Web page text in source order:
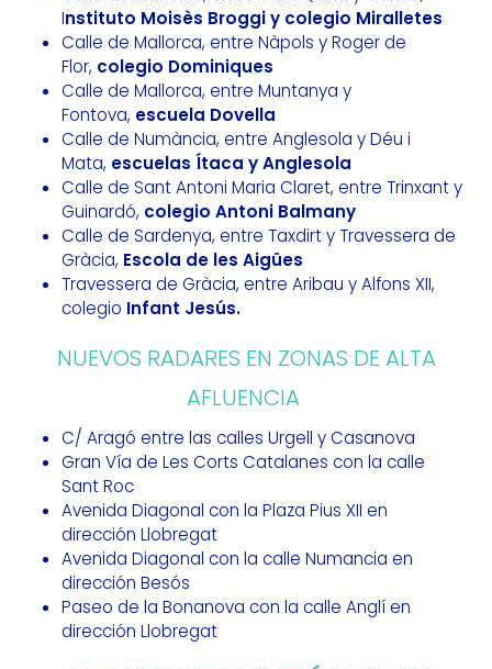
Instituto Moisès Broggi y colegio Miralletes
Calle de Mallorca, entre Nàpols y Roger de
Flor, colegio Dominiques
Calle de Mallorca, entre Muntanya y
Fontova, escuela Dovella
Calle de Numància, entre Anglesola y Déu i
Mata, escuelas Ítaca y Anglesola
Calle de Sant Antoni Maria Claret, entre Trinxant y
Guinardó, colegio Antoni Balmany
Calle de Sardenya, entre Taxdirt y Travessera de
Gràcia, Escola de les Aigües
Travessera de Gràcia, entre Aribau y Alfons XII,
colegio Infant Jesús.
NUEVOS RADARES EN ZONAS DE ALTA
AFLUENCIA
C/ Aragó entre las calles Urgell y Casanova
Gran Vía de Les Corts Catalanes con la calle
Sant Roc
Avenida Diagonal con la Plaza Pius XII en
dirección Llobregat
Avenida Diagonal con la calle Numancia en
dirección Besós
Paseo de la Bonanova con la calle Anglí en
dirección Llobregat